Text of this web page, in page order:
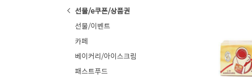
선물/e쿠폰/상품권
선물/이벤트
카페
베이커리/아이스크림
패스트푸드